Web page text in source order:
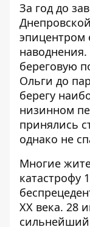
За год до
эпицентром
береговую
Ольги до
берегу
низинном
принялись
однако не
Многие
катастрофу
XX века. 28